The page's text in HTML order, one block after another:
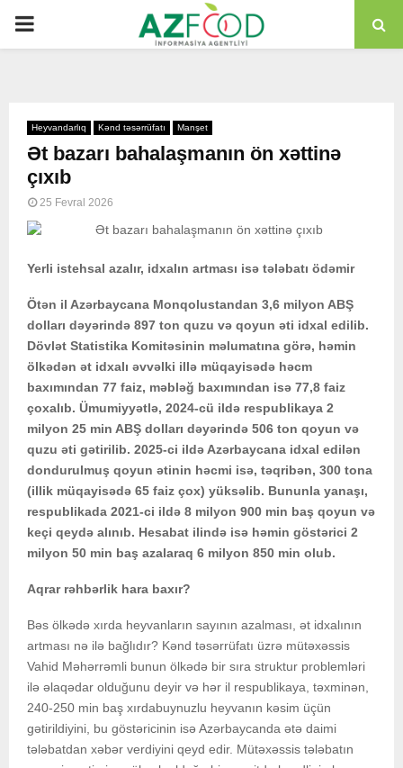
PRIMARY
Heyvandarlıq Kənd təsərrüfatı Manşet
Ət bazarı bahalaşmanın ön xəttinə
çıxıb
25 Fevral 2026
Yerli istehsal azalır, idxalın artması isə tələbatı ödəmir
Ötən il Azərbaycana Monqolustandan 3,6 milyon ABŞ
dolları dəyərində 897 ton quzu və qoyun əti idxal edilib.
Dövlət Statistika Komitəsinin məlumatına görə, həmin
ölkədən ət idxalı əvvəlki illə müqayisədə həcm
baxımından 77 faiz, məbləğ baxımından isə 77,8 faiz
çoxalıb. Ümumiyyətlə, 2024-cü ildə respublikaya 2
milyon 25 min ABŞ dolları dəyərində 506 ton qoyun və
quzu əti gətirilib. 2025-ci ildə Azərbaycana idxal edilən
dondurulmuş qoyun ətinin həcmi isə, təqribən, 300 tona
(illik müqayisədə 65 faiz çox) yüksəlib. Bununla yanaşı,
respublikada 2021-ci ildə 8 milyon 900 min baş qoyun və
keçi qeydə alınıb. Hesabat ilində isə həmin göstərici 2
milyon 50 min baş azalaraq 6 milyon 850 min olub.
Aqrar rəhbərlik hara baxır?
Bəs ölkədə xırda heyvanların sayının azalması, ət idxalının
artması nə ilə bağlıdır? Kənd təsərrüfatı üzrə mütəxəssis
Vahid Məhərrəmli bunun ölkədə bir sıra struktur problemləri
ilə əlaqədar olduğunu deyir və hər il respublikaya, təxminən,
240-250 min baş xırdabuynuzlu heyvanın kəsim üçün
gətirildiyini, bu göstəricinin isə Azərbaycanda ətə daimi
tələbatdan xəbər verdiyini qeyd edir. Mütəxəssis tələbatın